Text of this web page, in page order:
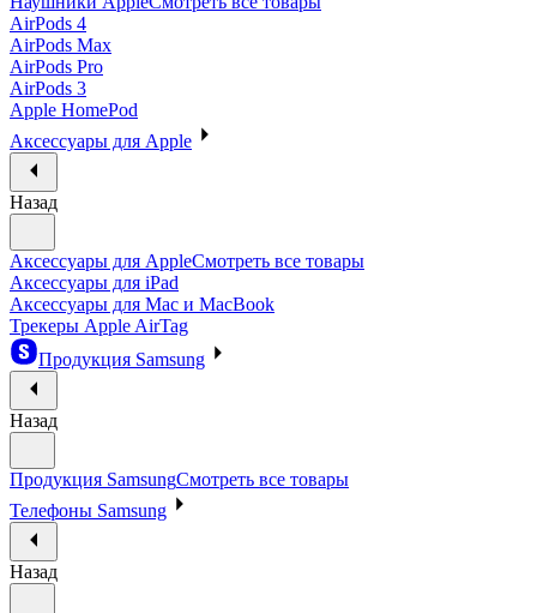
AirPods 4
AirPods Max
AirPods Pro
AirPods 3
Apple HomePod
Аксессуары для Apple
Назад
Аксессуары для AppleСмотреть все товары
Аксессуары для iPad
Аксессуары для Mac и MacBook
Трекеры Apple AirTag
Продукция Samsung
Назад
Продукция SamsungСмотреть все товары
Телефоны Samsung
Назад